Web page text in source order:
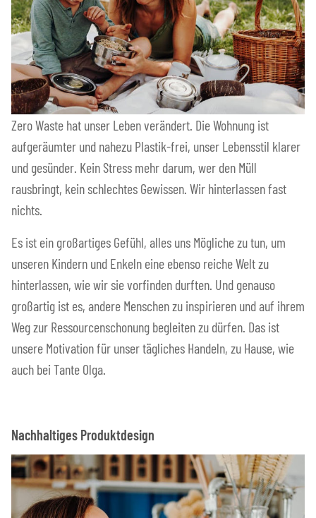
Zero Waste hat unser Leben verändert. Die Wohnung ist
aufgeräumter und nahezu Plastik-frei, unser Lebensstil klarer
und gesünder. Kein Stress mehr darum, wer den Müll
rausbringt, kein schlechtes Gewissen. Wir hinterlassen fast
nichts.
Es ist ein großartiges Gefühl, alles uns Mögliche zu tun, um
unseren Kindern und Enkeln eine ebenso reiche Welt zu
hinterlassen, wie wir sie vorfinden durften. Und genauso
großartig ist es, andere Menschen zu inspirieren und auf ihrem
Weg zur Ressourcenschonung begleiten zu dürfen. Das ist
unsere Motivation für unser tägliches Handeln, zu Hause, wie
auch bei Tante Olga.
Nachhaltiges Produktdesign